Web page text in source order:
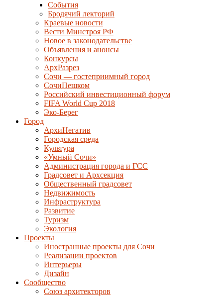
События
Бродячий лекторий
Краевые новости
Вести Минстроя РФ
Новое в законодательстве
Объявления и анонсы
Конкурсы
АрхРазрез
Сочи — гостеприимный город
СочиПешком
Российский инвестиционный форум
FIFA World Cup 2018
Эко-Берег
Город
АрхиНегатив
Городская среда
Культура
«Умный Сочи»
Администрация города и ГСС
Градсовет и Архсекция
Общественный градсовет
Недвижимость
Инфраструктура
Развитие
Туризм
Экология
Проекты
Иностранные проекты для Сочи
Реализации проектов
Интерьеры
Дизайн
Сообщество
Союз архитекторов